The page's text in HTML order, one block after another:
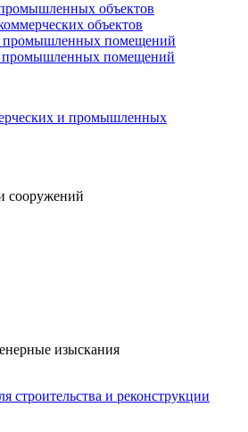
объектов
объектов
промышленных помещений
промышленных помещений
и промышленных
сооружений
изыскания
строительства и реконструкции